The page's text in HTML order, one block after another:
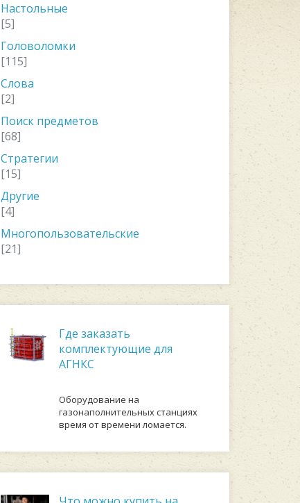
Настольные
[5]
Головоломки
[115]
Слова
[2]
Поиск предметов
[68]
Стратегии
[15]
Другие
[4]
Многопользовательские
[21]
Где заказать
комплектующие для
АГНКС
Оборудование на
газонаполнительных станциях
время от времени ломается.